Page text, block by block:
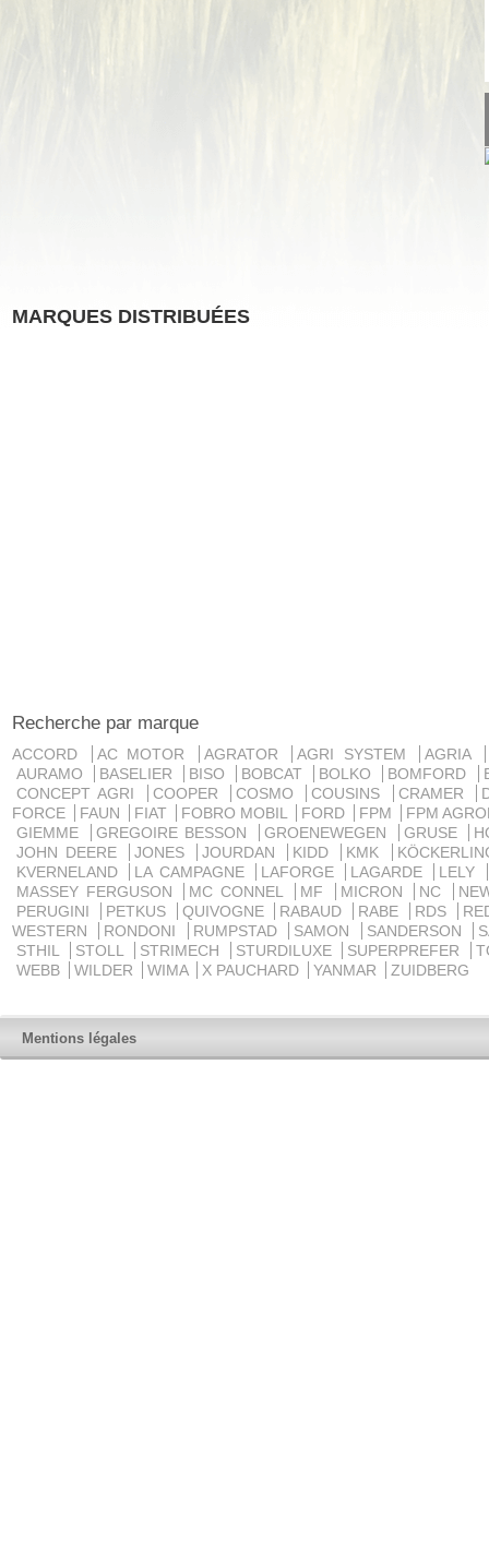
MARQUES DISTRIBUÉES
Recherche par marque
ACCORD AC MOTOR AGRATOR AGRI SYSTEM
AGRIA
AURAMO
BASELIER BISO BOBCAT BOLKO BOMFORD
CONCEPT AGRI
COOPER COSMO COUSINS CRAMER
FORCE
FAUN FIAT FOBRO MOBIL FORD FPM
FPM
GIEMME
GREGOIRE BESSON GROENEWEGEN GRUSE
JOHN DEERE
JONES JOURDAN KIDD KMK
KVERNELAND
LA CAMPAGNE LAFORGE LAGARDE
LELY
MASSEY FERGUSON
MC CONNEL MF MICRON NC
PERUGINI
PETKUS QUIVOGNE RABAUD RABE RDS
WESTERN
RONDONI RUMPSTAD SAMON SANDERSON
STHIL
STOLL STRIMECH STURDILUXE SUPERPREFER
WEBB
WILDER WIMA X PAUCHARD YANMAR ZUIDBERG
Mentions légales